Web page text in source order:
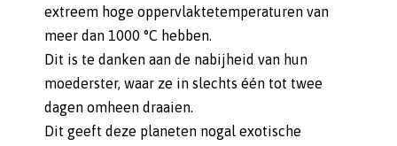
extreem hoge oppervlaktetemperaturen van
meer dan 1000 °C hebben.
Dit is te danken aan de nabijheid van hun
moederster, waar ze in slechts één tot twee
dagen omheen draaien.
Dit geeft deze planeten nogal exotische